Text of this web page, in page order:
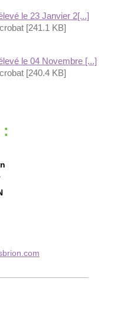
le 23 Janvier 2[...]
[241.1 KB]
le 04 Novembre [...]
[240.4 KB]
: